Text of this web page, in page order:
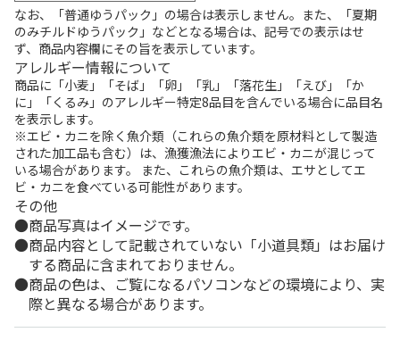
なお、「普通ゆうパック」の場合は表示しません。また、「夏期
のみチルドゆうパック」などとなる場合は、記号での表示はせ
ず、商品内容欄にその旨を表示しています。
アレルギー情報について
商品に「小麦」「そば」「卵」「乳」「落花生」「えび」「か
に」「くるみ」のアレルギー特定8品目を含んでいる場合に品目名
を表示します。
※エビ・カニを除く魚介類（これらの魚介類を原材料として製造
された加工品も含む）は、漁獲漁法によりエビ・カニが混じって
いる場合があります。 また、これらの魚介類は、エサとしてエ
ビ・カニを食べている可能性があります。
その他
商品写真はイメージです。
商品内容として記載されていない「小道具類」はお届け
する商品に含まれておりません。
商品の色は、ご覧になるパソコンなどの環境により、実
際と異なる場合があります。